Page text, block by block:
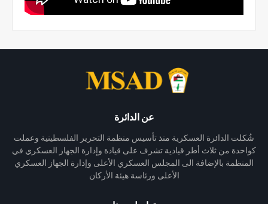
عن الدائرة
شُكلت الدائرة العسكرية منذ تأسيس منظمة التحرير الفلسطينية وعملت
كواحدة من ثلاث أطر قيادية تشرف على قيادة وإدارة الجهاز العسكري في
المنظمة بالإضافة الى المجلس العسكري الأعلى وإدارة الجهاز العسكري
الأعلى ورئاسة هيئة الأركان